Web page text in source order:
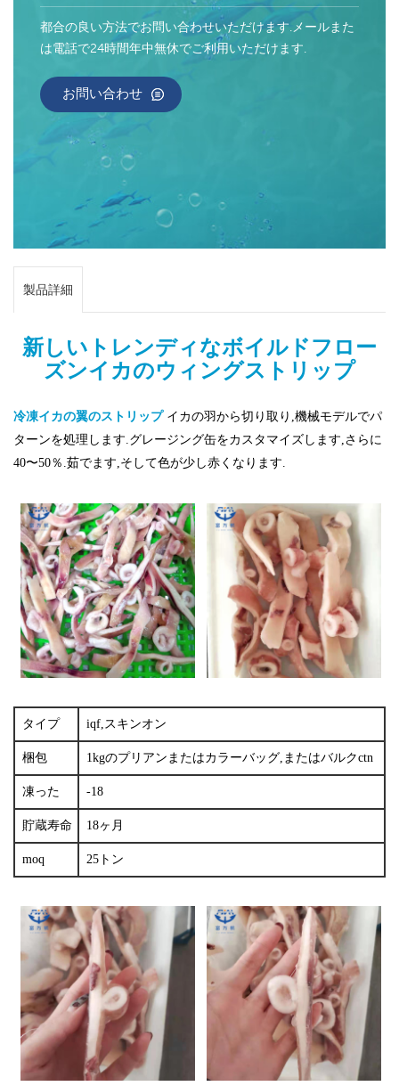
都合の良い方法でお問い合わせいただけます.メールまた
は電話で24時間年中無休でご利用いただけます.
お問い合わせ
製品詳細
新しいトレンディなボイルドフロー
ズンイカのウィングストリップ
冷凍イカの翼のストリップイカの羽から切り取り,機械モデルでパ
ターンを処理します.グレージング缶をカスタマイズします,さらに
40〜50％.茹でます,そして色が少し赤くなります.
タイプ iqf,スキンオン
梱包 1kgのプリアンまたはカラーバッグ,またはバルクctn
凍った -18
貯蔵寿命 18ヶ月
moq 25トン